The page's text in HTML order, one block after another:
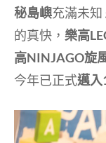
秘島嶼充滿未知
的真快， 樂高
高NINJAGO旋
今年已正式邁入